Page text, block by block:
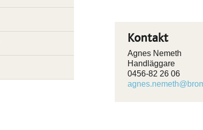
Kontakt
Agnes Nemeth
Handläggare
0456-82 26 06